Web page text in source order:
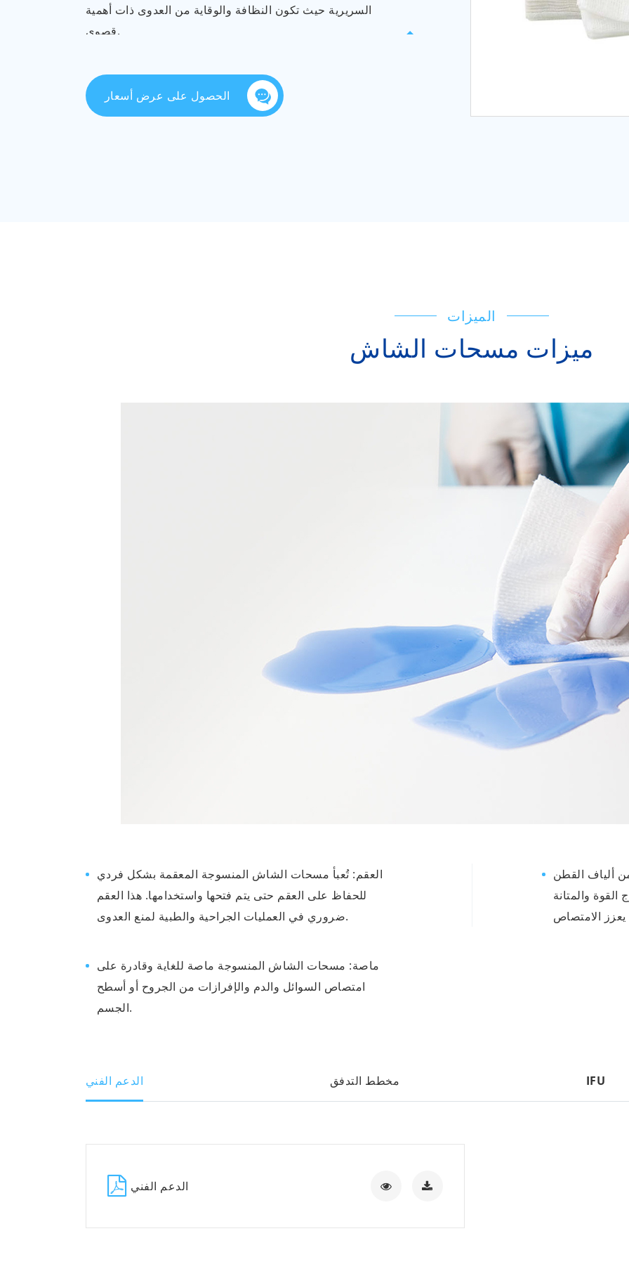
السريرية حيث تكون النظافة والوقاية من العدوى ذات أهمية
قصوى.
الميزات
ميزات مسحات الشاش
العقم: تُعبأ مسحات الشاش المنسوجة المعقمة بشكل فردي
للحفاظ على العقم حتى يتم فتحها واستخدامها. هذا العقم
ضروري في العمليات الجراحية والطبية لمنع العدوى.
ألياف القطن
والمتانة
ماصة: مسحات الشاش المنسوجة ماصة للغاية وقادرة على
امتصاص السوائل والدم والإفرازات من الجروح أو أسطح
الجسم.
الدعم الفني مخطط التدفق IFU
الدعم الفني